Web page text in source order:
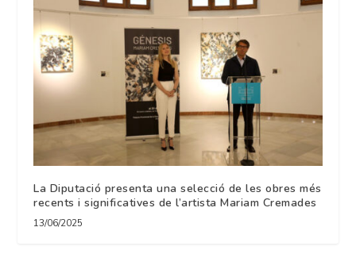
La Diputació presenta una selecció de les obres més
recents i significatives de l’artista Mariam Cremades
13/06/2025